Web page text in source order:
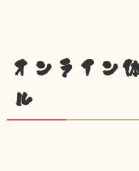
オンライン
ル